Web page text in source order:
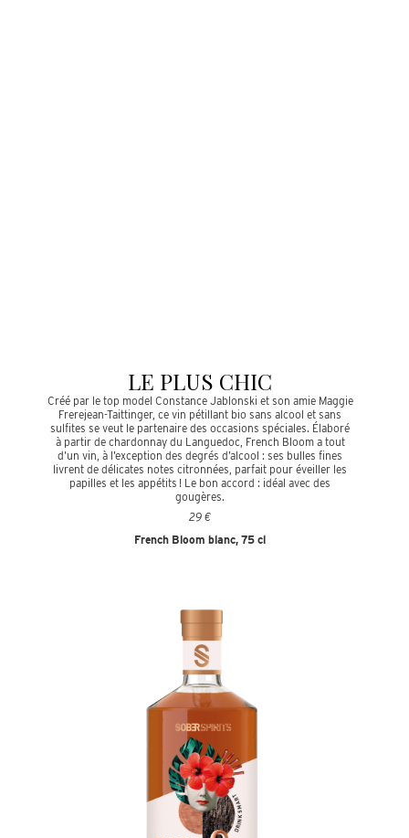
LE PLUS CHIC
Créé par le top model Constance Jablonski et son amie Maggie
Frerejean-Taittinger, ce vin pétillant bio sans alcool et sans
sulfites se veut le partenaire des occasions spéciales. Élaboré
à partir de chardonnay du Languedoc, French Bloom a tout
d’un vin, à l’exception des degrés d’alcool : ses bulles fines
livrent de délicates notes citronnées, parfait pour éveiller les
papilles et les appétits ! Le bon accord : idéal avec des
gougères.
29 €
French Bloom blanc, 75 cl